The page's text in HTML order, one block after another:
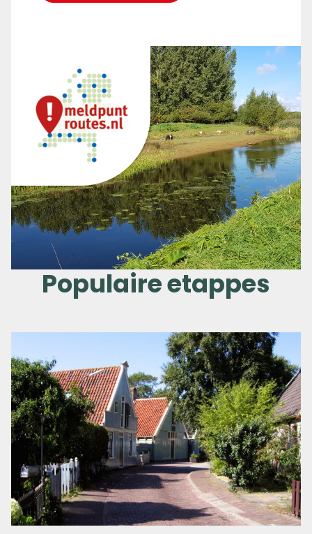
Populaire etappes